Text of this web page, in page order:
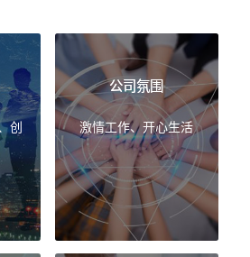
创
公司氛围
激情工作、开心生活